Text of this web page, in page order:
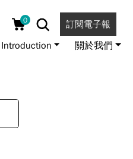
0 訂閱電子報
關於我們